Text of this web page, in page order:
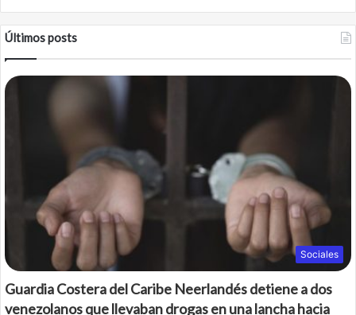
Últimos posts
Sociales
Guardia Costera del Caribe Neerlandés detiene a dos
venezolanos que llevaban drogas en una lancha hacia